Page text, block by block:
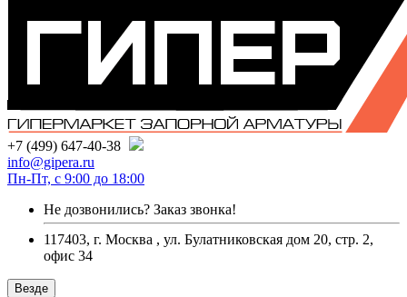
+7 (499) 647-40-38
info@gipera.ru
Пн-Пт, с 9:00 до 18:00
Не дозвонились? Заказ звонка!
117403, г. Москва , ул. Булатниковская дом 20, стр. 2,
офис 34
Везде